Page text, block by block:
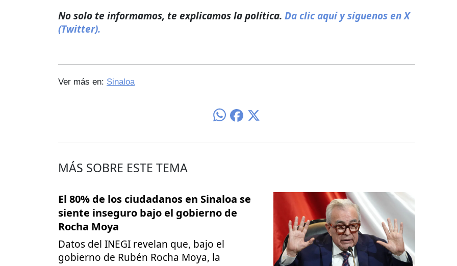
No solo te informamos, te explicamos la política. Da clic aquí y síguenos en X
(Twitter).
Ver más en: Sinaloa
MÁS SOBRE ESTE TEMA
El 80% de los ciudadanos en Sinaloa se
siente inseguro bajo el gobierno de
Rocha Moya
Datos del INEGI revelan que, bajo el
gobierno de Rubén Rocha Moya, la